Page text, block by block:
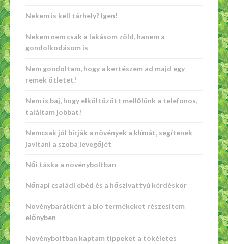
Nekem is kell tárhely? Igen!
Nekem nem csak a lakásom zöld, hanem a
gondolkodásom is
Nem gondoltam, hogy a kertészem ad majd egy
remek ötletet!
Nem is baj, hogy elköltözött mellőlünk a telefonos,
találtam jobbat!
Nemcsak jól bírják a növények a klímát, segítenek
javítani a szoba levegőjét
Női táska a növényboltban
Nőnapi családi ebéd és a hőszivattyú kérdéskör
Növénybarátként a bio termékeket részesítem
előnyben
Növényboltban kaptam tippeket a tökéletes